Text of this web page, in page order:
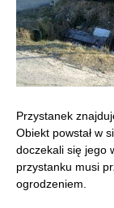
Przystanek
Obiekt powstał w
doczekali się jego
przystanku musi
ogrodzeniem.